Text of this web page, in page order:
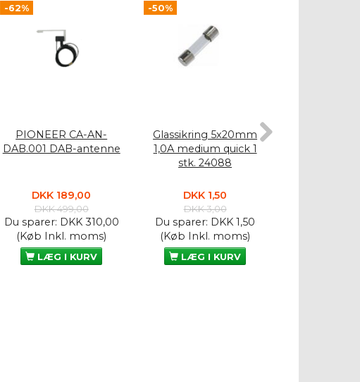
-62%
PIONEER CA-AN-
DAB.001 DAB-antenne
DKK 189,00
DKK 499,00
Du sparer: DKK 310,00
(Køb Inkl. moms)
LÆG I KURV
-50%
Glassikring 5x20mm
1,0A medium quick 1
stk. 24088
DKK 1,50
DKK 3,00
Du sparer: DKK 1,50
(Køb Inkl. moms)
LÆG I KURV